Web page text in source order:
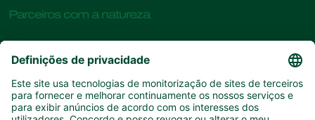
Parceiros com a natureza
Insectos predadores
Vespas Parasitoides
Nemátodes benéficos
Microorganismos benéficos
Sobre a Koppert
Sobre a Koppert
Centro de informações
Links de Interesse